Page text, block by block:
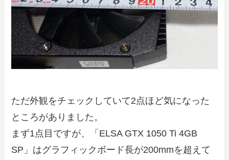
ただ外観をチェックしていて2点ほど気になった
ところがありました。
まず1点目ですが、「ELSA GTX 1050 Ti 4GB
SP」はグラフィックボード長が200mmを超えて